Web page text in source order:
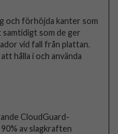
och förhöjda kanter som
som de ger
vid fall från plattan.
hålla i och använda
CloudGuard-
av slagkraften